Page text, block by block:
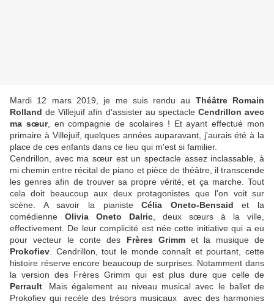
Mardi 12 mars 2019, je me suis rendu au Théâtre Romain
Rollandde Villejuif afin d'assister au spectacle Cendrillon avec
ma sœur, en compagnie de scolaires ! Et ayant effectué mon
primaire à Villejuif, quelques années auparavant, j'aurais été à la
place de ces enfants dans ce lieu qui m'est si familier.
Cendrillon, avec ma sœur est un spectacle assez inclassable, à
mi chemin entre récital de piano et pièce de théâtre, il transcende
les genres afin de trouver sa propre vérité, et ça marche. Tout
cela doit beaucoup aux deux protagonistes que l'on voit sur
scène. A savoir la pianisteCélia Oneto-Bensaid et la
comédienne Olivia Oneto Dalric , deux sœurs à la ville,
effectivement. De leur complicité est née cette initiative qui a eu
pour vecteur le conte des Frères Grimmet la musique de
Prokofiev . Cendrillon, tout le monde connaît et pourtant, cette
histoire réserve encore beaucoup de surprises. Notamment dans
la version des Frères Grimm qui est plus dure que celle de
Perrault . Mais également au niveau musical avec le ballet de
Prokofiev qui recèle des trésors musicaux avec des harmonies